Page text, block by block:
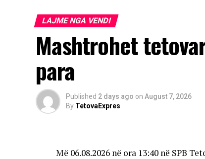
LAJME NGA VENDI
Mashtrohet
para
Published 2 days ago on August 7, 2026
By TetovaExpres
Më 06.08.2026 në ora 13:40 në SPB